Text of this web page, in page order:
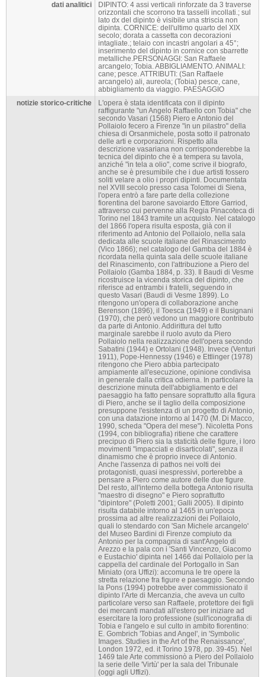
dati analitici
DIPINTO: 4 assi verticali rinforzate da 3 traverse
orizzontali che scorrono tra tasselli incollati.; sul
lato dx del dipinto è visibile una striscia non
dipinta. CORNICE: dell'ultimo quarto del XIX
secolo; dorata a cassetta con decorazioni
intagliate.; telaio con incastri angolari a 45°;
inserimento del dipinto in cornice con sbarrette
metalliche.PERSONAGGI: San Raffaele
arcangelo; Tobia. ABBIGLIAMENTO. ANIMALI:
cane; pesce. ATTRIBUTI: (San Raffaele
arcangelo) ali, aureola; (Tobia) pesce, cane,
abbigliamento da viaggio. PAESAGGIO
notizie storico-critiche
L'opera è stata identificata con il dipinto
raffigurante "un Angelo Raffaello con Tobia" che
secondo Vasari (1568) Piero e Antonio del
Pollaiolo fecero a Firenze "in un pilastro" della
chiesa di Orsanmichele, posta sotto il patronato
delle arti e corporazioni. Rispetto alla
descrizione vasariana non corrisponderebbe la
tecnica del dipinto che è a tempera su tavola,
anziché "in tela a olio", come scrive il biografo,
anche se è presumibile che i due artisti fossero
soliti velare a olio i propri dipinti. Documentata
nel XVIII secolo presso casa Tolomei di Siena,
l'opera entrò a fare parte della collezione
fiorentina del barone savoiardo Ettore Garriod,
attraverso cui pervenne alla Regia Pinacoteca di
Torino nel 1843 tramite un acquisto. Nel catalogo
del 1866 l'opera risulta esposta, già con il
riferimento ad Antonio del Pollaiolo, nella sala
dedicata alle scuole italiane del Rinascimento
(Vico 1866); nel catalogo del Gamba del 1884 è
ricordata nella quinta sala delle scuole italiane
del Rinascimento, con l'attribuzione a Piero del
Pollaiolo (Gamba 1884, p. 33). Il Baudi di Vesme
ricostruisce la vicenda storica del dipinto, che
riferisce ad entrambi i fratelli, seguendo in
questo Vasari (Baudi di Vesme 1899). Lo
ritengono un'opera di collaborazione anche
Berenson (1896), il Toesca (1949) e il Busignani
(1970), che però vedono un maggiore contributo
da parte di Antonio. Addirittura del tutto
marginale sarebbe il ruolo avuto da Piero
Pollaiolo nella realizzazione dell'opera secondo
Sabatini (1944) e Ortolani (1948). Invece (Venturi
1911), Pope-Hennessy (1946) e Ettlinger (1978)
ritengono che Piero abbia partecipato
ampiamente all'esecuzione, opinione condivisa
in generale dalla critica odierna. In particolare la
descrizione minuta dell'abbigliamento e del
paesaggio ha fatto pensare soprattutto alla figura
di Piero, anche se il taglio della composizione
presuppone l'esistenza di un progetto di Antonio,
con una datazione intorno al 1470 (M. Di Macco,
1990, scheda "Opera del mese"). Nicoletta Pons
(1994, con bibliografia) ritiene che carattere
precipuo di Piero sia la staticità delle figure, i loro
movimenti "impacciati e disarticolati", senza il
dinamismo che è proprio invece di Antonio.
Anche l'assenza di pathos nei volti dei
protagonisti, quasi inespressivi, porterebbe a
pensare a Piero come autore delle due figure.
Del resto, all'interno della bottega Antonio risulta
"maestro di disegno" e Piero soprattutto
"dipintore" (Poletti 2001; Galli 2005). Il dipinto
risulta databile intorno al 1465 in un'epoca
prossima ad altre realizzazioni dei Pollaiolo,
quali lo stendardo con 'San Michele arcangelo'
del Museo Bardini di Firenze compiuto da
Antonio per la compagnia di sant'Angelo di
Arezzo e la pala con i 'Santi Vincenzo, Giacomo
e Eustachio' dipinta nel 1466 dai Pollaiolo per la
cappella del cardinale del Portogallo in San
Miniato (ora Uffizi): accomuna le tre opere la
stretta relazione fra figure e paesaggio. Secondo
la Pons (1994) potrebbe aver commissionato il
dipinto l'Arte di Mercanzia, che aveva un culto
particolare verso san Raffaele, protettore dei figli
dei mercanti mandati all'estero per iniziare ad
esercitare la loro professione (sull'iconografia di
Tobia e l'angelo e sul culto in ambito fiorentino:
E. Gombrich 'Tobias and Angel', in 'Symbolic
Images. Studies in the Art of the Renaissance',
London 1972, ed. it Torino 1978, pp. 39-45). Nel
1469 tale Arte commissionò a Piero del Pollaiolo
la serie delle 'Virtù' per la sala del Tribunale
(oggi agli Uffizi).